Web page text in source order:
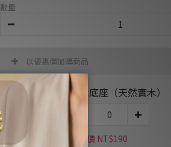
數量
以優惠價加購商品
實木底座（天然實木）
優惠價 NT$190